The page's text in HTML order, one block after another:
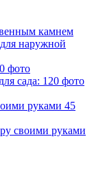
наружной
фото
сада: 120 фото
руками 45
своими руками